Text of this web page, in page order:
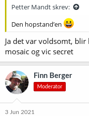
Petter Mandt skrev:
Den hopstand’en
Ja det var voldsomt,
mosaic og vic secret
Finn Berger
Moderator
3 Jun 2021